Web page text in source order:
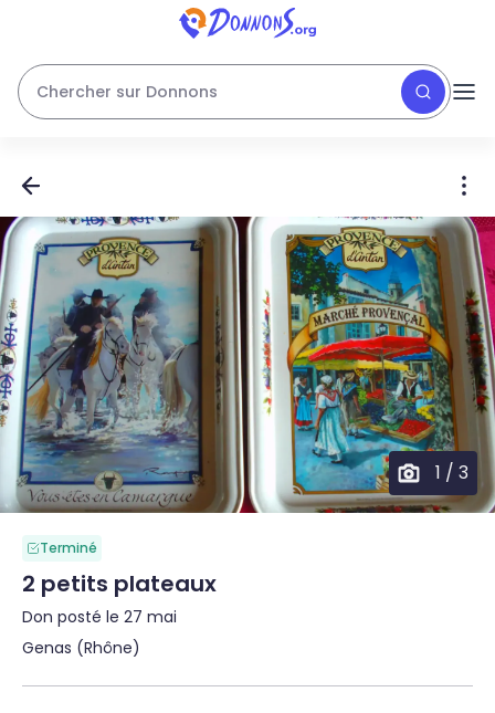
Chercher sur Donnons
1 / 3
Terminé
2 petits plateaux
Don posté le 27 mai
Genas (Rhône)